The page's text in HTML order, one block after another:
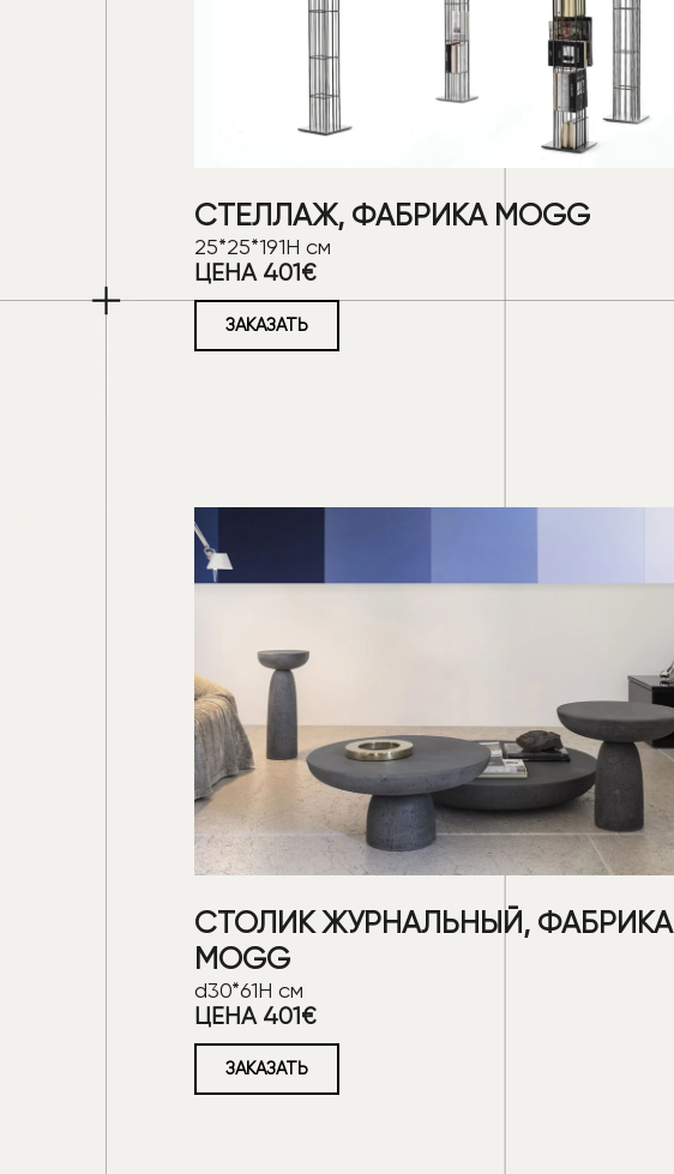
СТЕЛЛАЖ, ФАБРИКА MOGG
25*25*191Н см
ЦЕНА 401€
ЗАКАЗАТЬ
СТОЛИК ЖУРНАЛЬНЫЙ, ФАБРИКА
MOGG
d30*61H см
ЦЕНА 401€
ЗАКАЗАТЬ